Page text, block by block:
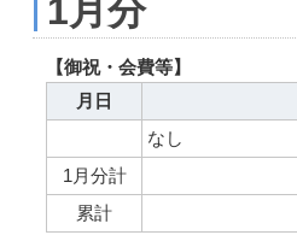
1月分
【御祝・会費等】
月日
なし
1月分計
累計